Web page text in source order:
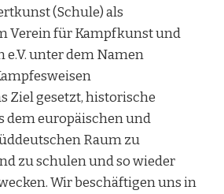
(Schule) als
Verein für Kampfkunst und
e.V. unter dem Namen
Ziel gesetzt, historische
dem europäischen und
Raum zu
zu schulen und so wieder
Wir beschäftigen uns in